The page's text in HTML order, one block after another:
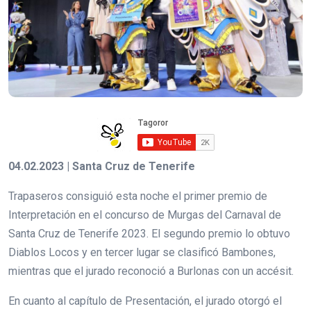
04.02.2023 | Santa Cruz de Tenerife
Trapaseros consiguió esta noche el primer premio de
Interpretación en el concurso de Murgas del Carnaval de
Santa Cruz de Tenerife 2023. El segundo premio lo obtuvo
Diablos Locos y en tercer lugar se clasificó Bambones,
mientras que el jurado reconoció a Burlonas con un accésit.
En cuanto al capítulo de Presentación, el jurado otorgó el